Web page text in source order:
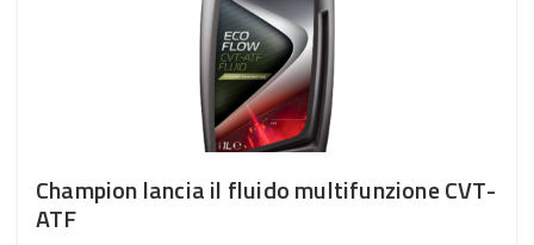
Champion lancia il fluido multifunzione CVT-
ATF